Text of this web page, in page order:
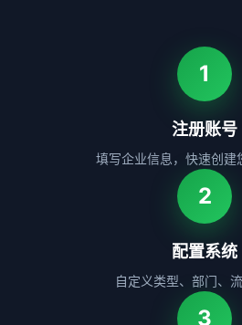
1
注册账号
填写企业信息，快速创建
2
配置系统
自定义类型、部门、
3